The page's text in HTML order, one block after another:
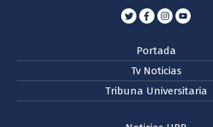
Portada
Tv Noticias
Tribuna Universitaria